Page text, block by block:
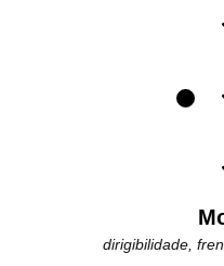
dirigibilidade,